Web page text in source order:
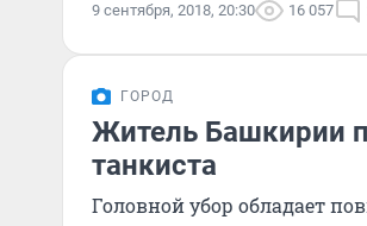
9 сентября, 2018, 20:30 16 057
ГОРОД
Житель Башкирии
танкиста
Головной убор обладает